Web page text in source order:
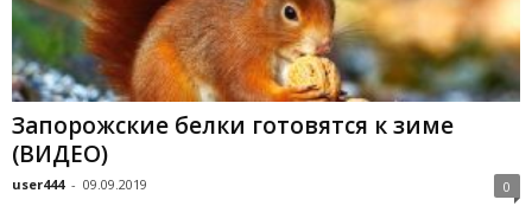
Запорожские белки готовятся к зиме
(ВИДЕО)
user444 - 09.09.2019 0